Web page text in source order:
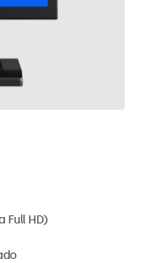
Full HD)